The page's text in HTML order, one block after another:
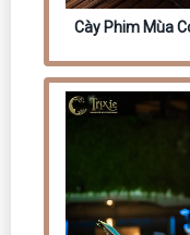
Cày Phim Mùa